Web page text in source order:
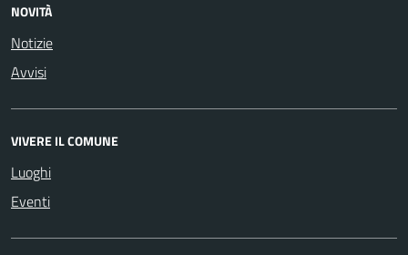
NOVITÀ
Notizie
Avvisi
VIVERE IL COMUNE
Luoghi
Eventi